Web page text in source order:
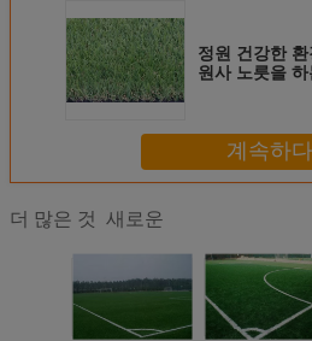
정원 건강한
원사 노릇을
계속하다
더 많은 것 새로운